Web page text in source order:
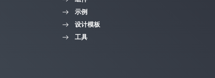
示例
设计模板
工具